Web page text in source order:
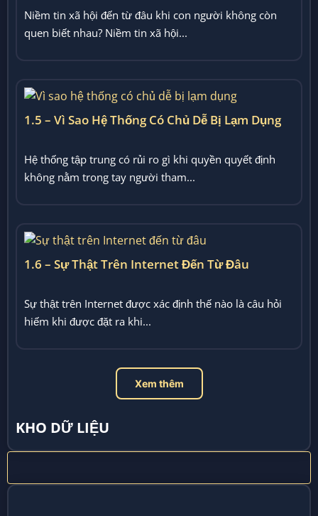
Niềm tin xã hội đến từ đâu khi con người không còn
quen biết nhau? Niềm tin xã hội...
1.5 – Vì Sao Hệ Thống Có Chủ Dễ Bị Lạm Dụng
Hệ thống tập trung có rủi ro gì khi quyền quyết định
không nằm trong tay người tham...
1.6 – Sự Thật Trên Internet Đến Từ Đâu
Sự thật trên Internet được xác định thế nào là câu hỏi
hiếm khi được đặt ra khi...
Xem thêm
KHO DỮ LIỆU